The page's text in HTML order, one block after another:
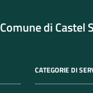
Comune di Castel
CATEGORIE DI